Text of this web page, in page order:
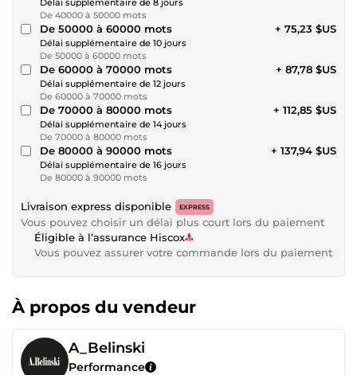
Délai supplémentaire de 8 jours
De 40000 à 50000 mots
De 50000 à 60000 mots
Délai supplémentaire de 10 jours
De 50000 à 60000 mots
+ 75,23 $US
De 60000 à 70000 mots
Délai supplémentaire de 12 jours
De 60000 à 70000 mots
+ 87,78 $US
De 70000 à 80000 mots
Délai supplémentaire de 14 jours
De 70000 à 80000 mots
+ 112,85 $US
De 80000 à 90000 mots
Délai supplémentaire de 16 jours
De 80000 à 90000 mots
+ 137,94 $US
Livraison express disponible EXPRESS
Vous pouvez choisir un délai plus court lors du paiement
Éligible à l’assurance Hiscox
Vous pouvez assurer votre commande lors du paiement
À propos du vendeur
A_Belinski
Performance